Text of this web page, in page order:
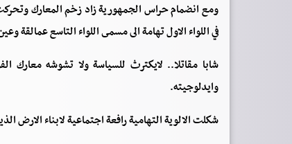
ومع انضمام حراس الجمهورية زاد زخم المعارك
في اللواء الاول تهامة الى مسمى اللواء التاسع عمالقة
شابا مقاتلا.. لايكترث للسياسة ولا تشوشه معارك
وايدلوجيته.
شكلت الالوية التهامية رافعة اجتماعية لابناء الارض